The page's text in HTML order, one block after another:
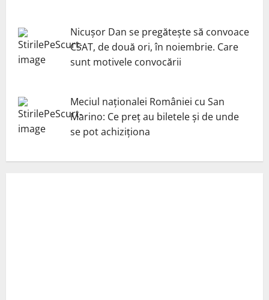
Nicuşor Dan se pregăteşte să convoace
CSAT, de două ori, în noiembrie. Care
sunt motivele convocării
Meciul naționalei României cu San
Marino: Ce preț au biletele și de unde
se pot achiziționa